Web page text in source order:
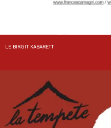
LE BIRGIT KABARETT